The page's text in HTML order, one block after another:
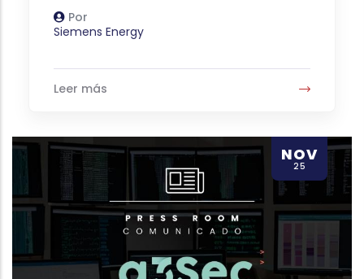
Por
Autor
Siemens Energy
Leer más
NOV
25